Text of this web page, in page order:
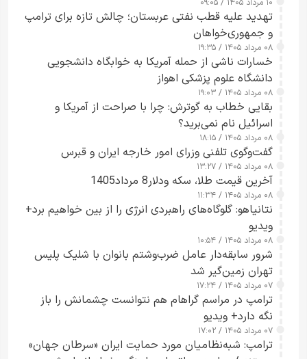
۱۰ مرداد ۱۴۰۵ / ۰۹:۰۵
تهدید علیه قطب نفتی عربستان؛ چالش تازه برای ترامپ
و جمهوری‌خواهان
۰۸ مرداد ۱۴۰۵ / ۱۹:۳۵
خسارات ناشی از حمله آمریکا به خوابگاه دانشجویی
دانشگاه علوم پزشکی اهواز
۰۸ مرداد ۱۴۰۵ / ۱۹:۰۳
بقایی خطاب به گوترش: چرا با صراحت از آمریکا و
اسرائیل نام نمی‌برید؟
۰۸ مرداد ۱۴۰۵ / ۱۸:۱۵
گفت‌وگوی تلفنی وزرای امور خارجه ایران و قبرس
۰۸ مرداد ۱۴۰۵ / ۱۳:۲۷
آخرین قیمت طلا، سکه ودلار8 مرداد1405
۰۸ مرداد ۱۴۰۵ / ۱۱:۳۴
نتانیاهو: گلوگاه‌های راهبردی انرژی را از بین خواهیم برد+
ویدیو
۰۸ مرداد ۱۴۰۵ / ۱۰:۵۴
شرور سابقه‌دار عامل ضرب‌وشتم بانوان با شلیک پلیس
تهران زمین‌گیر شد
۰۷ مرداد ۱۴۰۵ / ۱۷:۲۴
ترامپ در مراسم گراهام هم نتوانست چشمانش را باز
نگه دارد+ ویدیو
۰۷ مرداد ۱۴۰۵ / ۱۷:۰۲
ترامپ: شبه‌نظامیان مورد حمایت ایران «سرطان جهان»